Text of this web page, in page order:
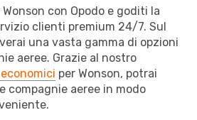
con Opodo e goditi la
clienti premium 24/7. Sul
una vasta gamma di opzioni
aeree. Grazie al nostro
per Wonson, potrai
compagnie aeree in modo